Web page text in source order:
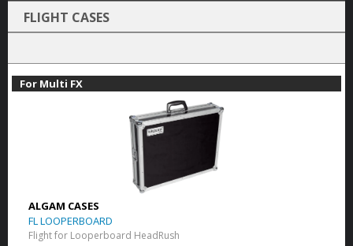
FLIGHT CASES
For Multi FX
ALGAM CASES
FL LOOPERBOARD
Flight for Looperboard HeadRush